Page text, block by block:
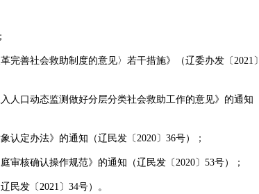
善社会救助制度的意见〉若干措施》（辽委办发〔2021〕
口动态监测做好分层分类社会救助工作的意见》的通知
定办法》的通知（辽民发〔2020〕36号）；
核确认操作规范》的通知（辽民发〔2020〕53号）；
民发〔2021〕34号）。